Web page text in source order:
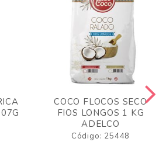
COCO FLOCOS SECO
FIOS LONGOS 1 KG
ADELCO
Código: 25448